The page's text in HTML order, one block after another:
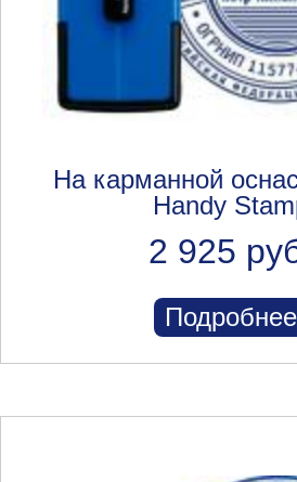
На карманной
Handy
2 925
Подробнее